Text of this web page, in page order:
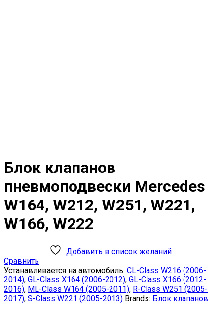
Блок клапанов
пневмоподвески Mercedes
W164, W212, W251, W221,
W166, W222
Добавить в список желаний
Сравнить
Устанавливается на автомобиль: CL-Class W216 (2006-
2014), GL-Class X164 (2006-2012), GL-Class X166 (2012-
2016), ML-Class W164 (2005-2011), R-Class W251 (2005-
2017), S-Class W221 (2005-2013) Brands: Блок клапанов